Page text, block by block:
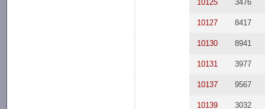
10125 3476
10127 8417
10130 8941
10131 3977
10137 9567
10139 3032